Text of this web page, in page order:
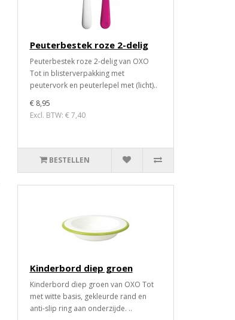
Peuterbestek roze 2-delig
Peuterbestek roze 2-delig van OXO
Tot in blisterverpakking met
peutervork en peuterlepel met (licht)..
€ 8,95
Excl. BTW: € 7,40
BESTELLEN
Kinderbord diep groen
Kinderbord diep groen van OXO Tot
met witte basis, gekleurde rand en
anti-slip ring aan onderzijde. ..